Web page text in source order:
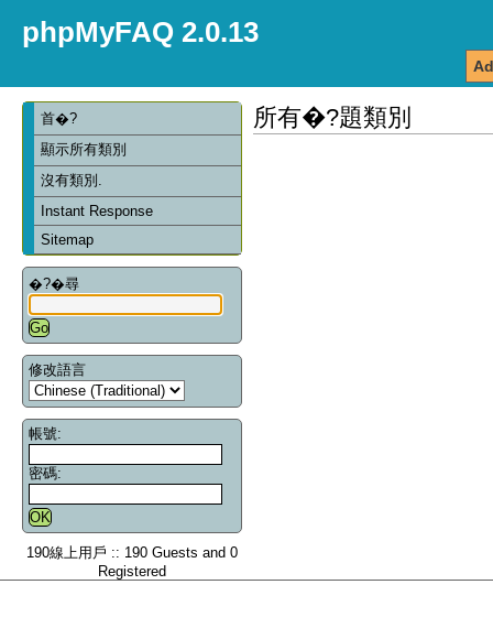
phpMyFAQ 2.0.13
首�?
顯示所有類別
沒有類別.
Instant Response
Sitemap
�?�尋
修改語言
帳號:
密碼:
190線上用戶 :: 190 Guests and 0
Registered
所有�?題類別